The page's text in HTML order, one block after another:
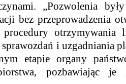
„Pozwolenia
bez przeprowadzenia
procedury otrzymywania
sprawozdań i uzgadniania
etapie organy
pozbawiając